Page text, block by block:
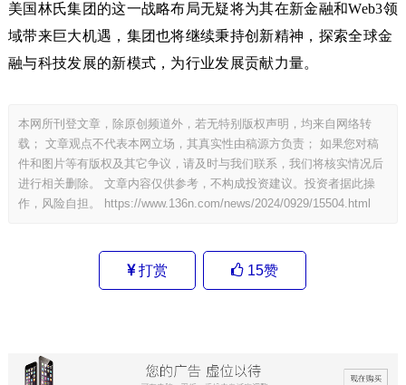
美国林氏集团的这一战略布局无疑将为其在新金融和Web3领
域带来巨大机遇，集团也将继续秉持创新精神，探索全球金
融与科技发展的新模式，为行业发展贡献力量。
本网所刊登文章，除原创频道外，若无特别版权声明，均来自网络转
载； 文章观点不代表本网立场，其真实性由稿源方负责； 如果您对稿
件和图片等有版权及其它争议，请及时与我们联系，我们将核实情况后
进行相关删除。 文章内容仅供参考，不构成投资建议。投资者据此操
作，风险自担。
https://www.136n.com/news/2024/0929/15504.html
打赏 15赞